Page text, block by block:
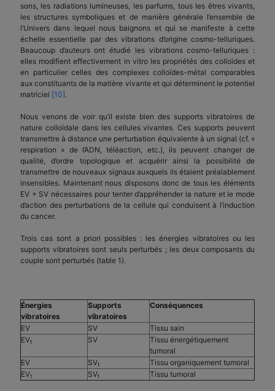
sons, les radiations lumineuses, les parfums, tous les êtres vivants,
les structures symboliques et de manière générale l’ensemble de
l’Univers dans lequel nous baignons et qui se manifeste à cette
échelle essentielle par des vibrations d’origine cosmo-telluriques.
Beaucoup d’auteurs ont étudié les vibrations cosmo-telluriques :
elles modifient effectivement in vitro les propriétés des colloïdes et
en particulier celles des complexes colloïdes-métal comparables
aux constituants de la matière vivante et qui déterminent le potentiel
matriciel [10].
Nous venons de voir qu’il existe bien des supports vibratoires de
nature colloïdale dans les cellules vivantes. Ces supports peuvent
transmettre à distance une perturbation équivalente à un signal (cf. «
respiration » de l’ADN, téléaction, etc.), ils peuvent changer de
qualité, d’ordre topologique et acquérir ainsi la possibilité de
transmettre de nouveaux signaux auxquels ils étaient préalablement
insensibles. Maintenant nous disposons donc de tous les éléments
EV + SV nécessaires pour tenter d’appréhender la nature et le mode
d’action des perturbations de la cellule qui conduisent à l’induction
du cancer.
Trois cas sont a priori possibles : les énergies vibratoires ou les
supports vibratoires sont seuls perturbés ; les deux composants du
couple sont perturbés (table 1).
Énergies
vibratoires
Supports
vibratoires
Conséquences
EV SV
Tissu sain
EVt SV
Tissu énergétiquement
tumoral
EV
SVt
Tissu organiquement tumoral
EVt SVt Tissu tumoral